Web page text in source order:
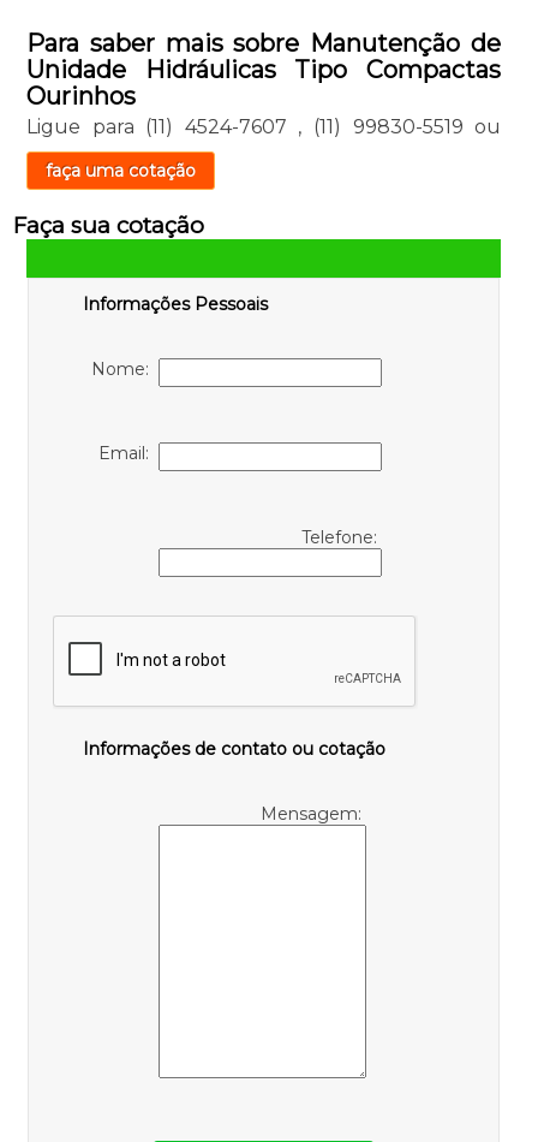
Para saber mais sobre Manutenção de
Unidade Hidráulicas Tipo Compactas
Ourinhos
Ligue para (11) 4524-7607 , (11) 99830-5519 ou
faça uma cotação
Faça sua cotação
Informações Pessoais
Nome:
Email:
Telefone:
Informações de contato ou cotação
Mensagem: